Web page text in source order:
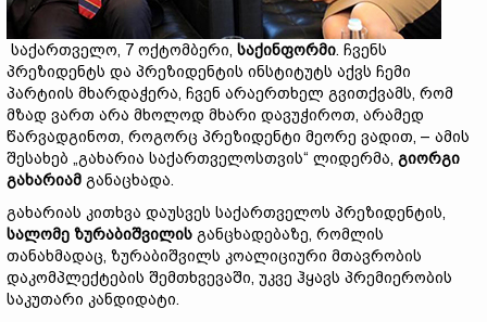
საქართველო, 7 ოქტომბერი, საქინფორმი. ჩვენს
პრეზიდენტს და პრეზიდენტის ინსტიტუტს აქვს ჩემი
პარტიის მხარდაჭერა, ჩვენ არაერთხელ გვითქვამს, რომ
მზად ვართ არა მხოლოდ მხარი დავუჭიროთ, არამედ
წარვადგინოთ, როგორც პრეზიდენტი მეორე ვადით, – ამის
შესახებ „გახარია საქართველოსთვის“ ლიდერმა, გიორგი
გახარიამ განაცხადა.
გახარიას კითხვა დაუსვეს საქართველოს პრეზიდენტის,
სალომე ზურაბიშვილის განცხადებაზე, რომლის
თანახმადაც, ზურაბიშვილს კოალიციური მთავრობის
დაკომპლექტების შემთხვევაში, უკვე ჰყავს პრემიერობის
საკუთარი კანდიდატი.